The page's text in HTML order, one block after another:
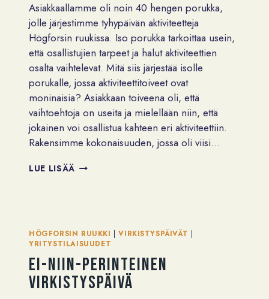
Asiakkaallamme oli noin 40 hengen porukka,
jolle järjestimme tyhypäivän aktiviteetteja
Högforsin ruukissa. Iso porukka tarkoittaa usein,
että osallistujien tarpeet ja halut aktiviteettien
osalta vaihtelevat. Mitä siis järjestää isolle
porukalle, jossa aktiviteettitoiveet ovat
moninaisia? Asiakkaan toiveena oli, että
vaihtoehtoja on useita ja mielellään niin, että
jokainen voi osallistua kahteen eri aktiviteettiin.
Rakensimme kokonaisuuden, jossa oli viisi…
LUE LISÄÄ ERÄÄN
ISON
PORUKAN
VAIHTELEVIIN
TOIVEISIIN?
HÖGFORSIN RUUKKI |VIRKISTYSPÄIVÄT |
YRITYSTILAISUUDET
Ei-niin-perinteinen
virkistyspäivä